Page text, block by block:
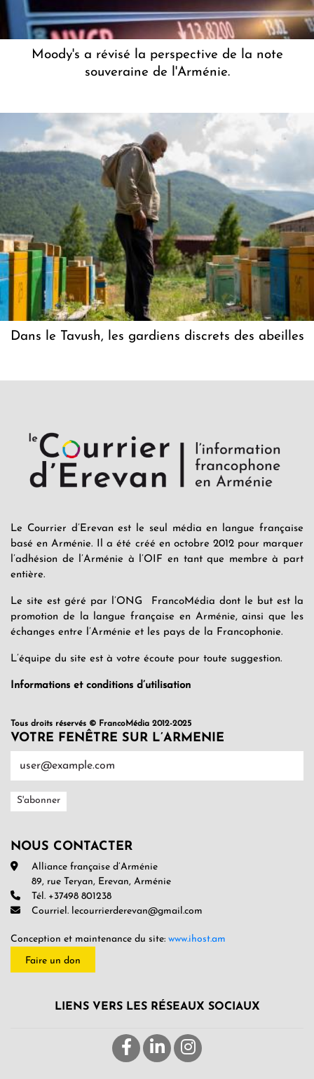
Moody's a révisé la perspective de la note
souveraine de l'Arménie.
Dans le Tavush, les gardiens discrets des abeilles
Le Courrier d’Erevan est le seul média en langue française
basé en Arménie. Il a été créé en octobre 2012 pour marquer
l’adhésion de l’Arménie à l’OIF en tant que membre à part
entière.
Le site est géré par l’ONG FrancoMédia dont le but est la
promotion de la langue française en Arménie, ainsi que les
échanges entre l’Arménie et les pays de la Francophonie.
L’équipe du site est à votre écoute pour toute suggestion.
Informations et conditions d’utilisation
Tous droits réservés © FrancoMédia 2012-2025
VOTRE FENÊTRE SUR L’ARMENIE
NOUS CONTACTER
Alliance française d’Arménie
89, rue Teryan, Erevan, Arménie
Tél. +37498 801238
Courriel. lecourrierderevan@gmail.com
Conception et maintenance du site: www.ihost.am
Faire un don
LIENS VERS LES RÉSEAUX SOCIAUX